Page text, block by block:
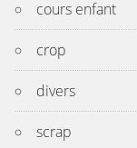
cours enfant
crop
divers
scrap